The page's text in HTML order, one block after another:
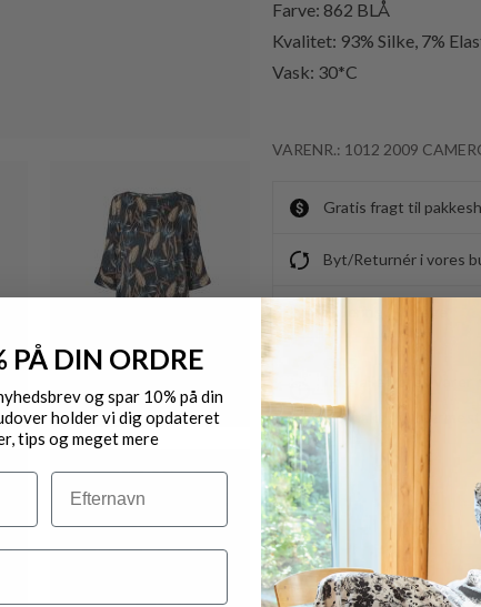
Farve: 862 BLÅ
Kvalitet: 93% Silke, 7%
Vask: 30*C
VARENR.: 1012 2009
Gratis fragt til
Byt/Returnér i vores
Ikke alle vores
Kontakt din
PÅ DIN ORDRE
og spar 10% på din
holder vi dig opdateret
tips og meget mere
Efternavn